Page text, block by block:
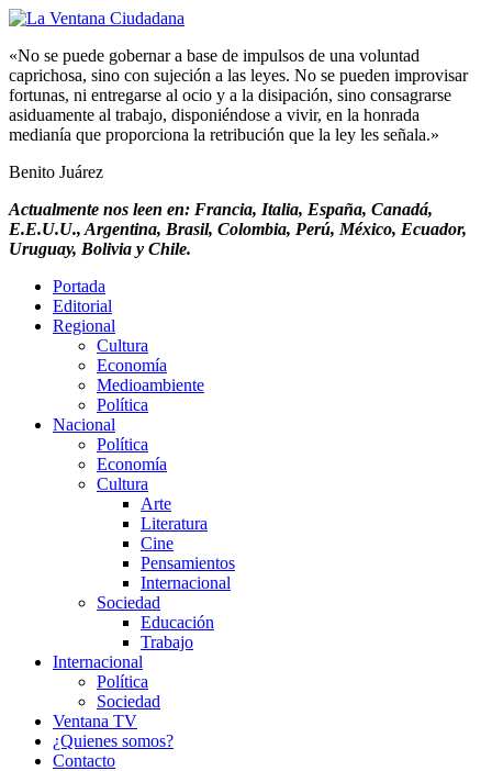
«No se puede gobernar a base de impulsos de una voluntad
caprichosa, sino con sujeción a las leyes. No se pueden improvisar
fortunas, ni entregarse al ocio y a la disipación, sino consagrarse
asiduamente al trabajo, disponiéndose a vivir, en la honrada
medianía que proporciona la retribución que la ley les señala.»
Benito Juárez
Actualmente nos leen en: Francia, Italia, España, Canadá,
E.E.U.U., Argentina, Brasil, Colombia, Perú, México, Ecuador,
Uruguay, Bolivia y Chile.
Portada
Editorial
Regional
Cultura
Economía
Medioambiente
Política
Nacional
Política
Economía
Cultura
Arte
Literatura
Cine
Pensamientos
Internacional
Sociedad
Educación
Trabajo
Internacional
Política
Sociedad
Ventana TV
¿Quienes somos?
Contacto